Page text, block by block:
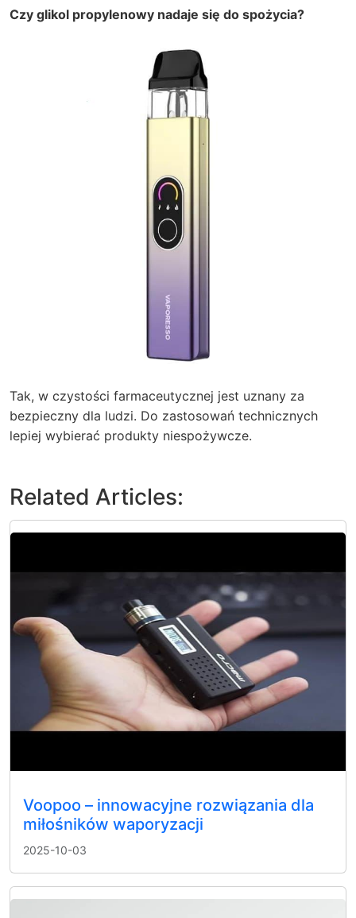
Czy glikol propylenowy nadaje się do spożycia?
Tak, w czystości farmaceutycznej jest uznany za
bezpieczny dla ludzi. Do zastosowań technicznych
lepiej wybierać produkty niespożywcze.
Related Articles:
Voopoo – innowacyjne rozwiązania dla
miłośników waporyzacji
2025-10-03